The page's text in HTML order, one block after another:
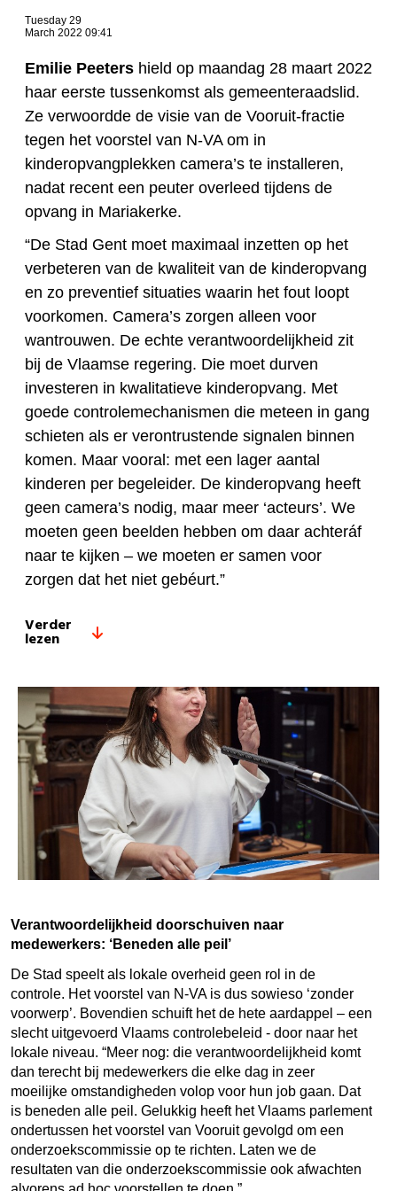
Tuesday 29
March 2022 09:41
Emilie Peeters hield op maandag 28 maart 2022
haar eerste tussenkomst als gemeenteraadslid.
Ze verwoordde de visie van de Vooruit-fractie
tegen het voorstel van N-VA om in
kinderopvangplekken camera’s te installeren,
nadat recent een peuter overleed tijdens de
opvang in Mariakerke.
“De Stad Gent moet maximaal inzetten op het
verbeteren van de kwaliteit van de kinderopvang
en zo preventief situaties waarin het fout loopt
voorkomen. Camera’s zorgen alleen voor
wantrouwen. De echte verantwoordelijkheid zit
bij de Vlaamse regering. Die moet durven
investeren in kwalitatieve kinderopvang. Met
goede controlemechanismen die meteen in gang
schieten als er verontrustende signalen binnen
komen. Maar vooral: met een lager aantal
kinderen per begeleider. De kinderopvang heeft
geen camera’s nodig, maar meer ‘acteurs’. We
moeten geen beelden hebben om daar achteráf
naar te kijken – we moeten er samen voor
zorgen dat het niet gebéurt.”
Verder
lezen
Verantwoordelijkheid doorschuiven naar
medewerkers: ‘Beneden alle peil’
De Stad speelt als lokale overheid geen rol in de
controle. Het voorstel van N-VA is dus sowieso ‘zonder
voorwerp’. Bovendien schuift het de hete aardappel – een
slecht uitgevoerd Vlaams controlebeleid - door naar het
lokale niveau. “Meer nog: die verantwoordelijkheid komt
dan terecht bij medewerkers die elke dag in zeer
moeilijke omstandigheden volop voor hun job gaan. Dat
is beneden alle peil. Gelukkig heeft het Vlaams parlement
ondertussen het voorstel van Vooruit gevolgd om een
onderzoekscommissie op te richten. Laten we de
resultaten van die onderzoekscommissie ook afwachten